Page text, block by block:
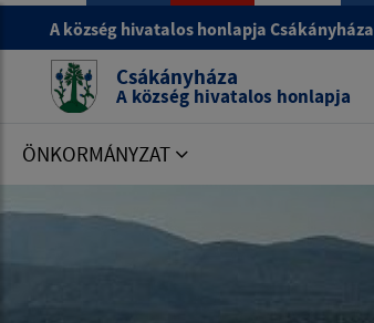
A község hivatalos honlapja Csákányháza
Csákányháza
A község hivatalos honlapja
ÖNKORMÁNYZAT